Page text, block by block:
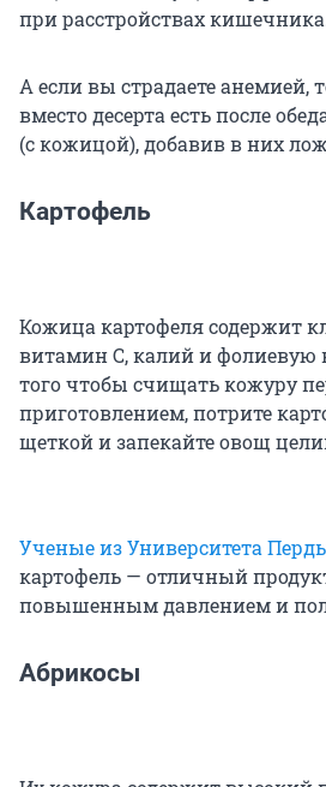
при расстройствах
А если вы страдаете анемией,
вместо десерта есть после
(с кожицой), добавив в них
Картофель
Кожица картофеля содержит
витамин С, калий и фолиевую
того чтобы счищать кожуру
приготовлением, потрите
щеткой и запекайте овощ
Ученые из Университета
картофель — отличный
повышенным давлением и
Абрикосы